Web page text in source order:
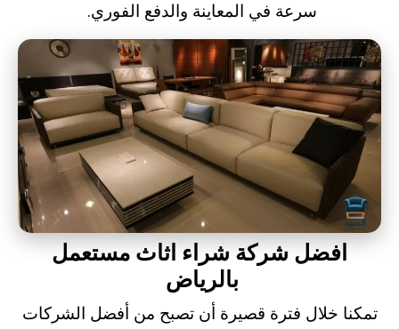
سرعة في المعاينة والدفع الفوري.
افضل شركة شراء اثاث مستعمل
بالرياض
تمكنا خلال فترة قصيرة أن تصبح من أفضل الشركات